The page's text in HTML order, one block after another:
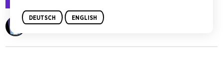
Ari Zirulnik
DEUTSCH ENGLISH